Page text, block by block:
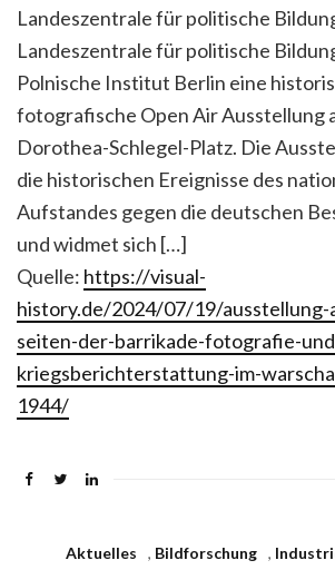
Landeszentrale für politische
Landeszentrale für politische
Polnische Institut Berlin eine
fotografische Open Air Ausstellung
Dorothea-Schlegel-Platz. Die
die historischen Ereignisse des
Aufstandes gegen die deutschen
und widmet sich […]
Quelle: https://visual-
history.de/2024/07/19/ausstellung-
seiten-der-barrikade-fotografie-
kriegsberichterstattung-im-
1944/
Aktuelles , Bildforschung ,